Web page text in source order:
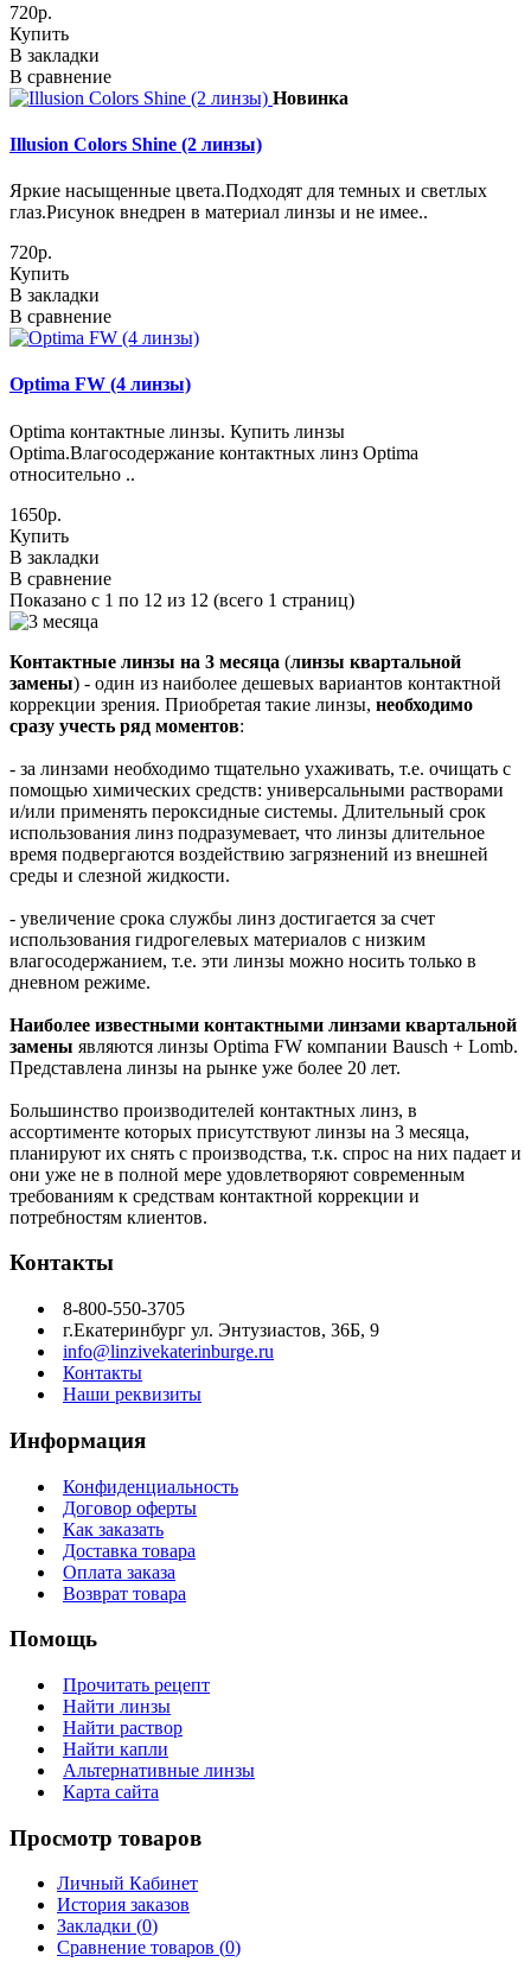
720р.
Купить
В закладки
В сравнение
Новинка
Illusion Colors Shine (2 линзы)
Яркие насыщенные цвета.Подходят для темных и светлых
глаз.Рисунок внедрен в материал линзы и не имее..
720р.
Купить
В закладки
В сравнение
Optima FW (4 линзы)
Optima контактные линзы. Купить линзы
Optima.Влагосодержание контактных линз Optima
относительно ..
1650р.
Купить
В закладки
В сравнение
Показано с 1 по 12 из 12 (всего 1 страниц)
Контактные линзы на 3 месяца (линзы квартальной
замены) - один из наиболее дешевых вариантов контактной
коррекции зрения. Приобретая такие линзы, необходимо
сразу учесть ряд моментов:
- за линзами необходимо тщательно ухаживать, т.е. очищать с
помощью химических средств: универсальными растворами
и/или применять пероксидные системы. Длительный срок
использования линз подразумевает, что линзы длительное
время подвергаются воздействию загрязнений из внешней
среды и слезной жидкости.
- увеличение срока службы линз достигается за счет
использования гидрогелевых материалов с низким
влагосодержанием, т.е. эти линзы можно носить только в
дневном режиме.
Наиболее известными контактными линзами квартальной
замены являются линзы Optima FW компании Bausch + Lomb.
Представлена линзы на рынке уже более 20 лет.
Большинство производителей контактных линз, в
ассортименте которых присутствуют линзы на 3 месяца,
планируют их снять с производства, т.к. спрос на них падает и
они уже не в полной мере удовлетворяют современным
требованиям к средствам контактной коррекции и
потребностям клиентов.
Контакты
8-800-550-3705
г.Екатеринбург ул. Энтузиастов, 36Б, 9
info@linzivekaterinburge.ru
Контакты
Наши реквизиты
Информация
Конфиденциальность
Договор оферты
Как заказать
Доставка товара
Оплата заказа
Возврат товара
Помощь
Прочитать рецепт
Найти линзы
Найти раствор
Найти капли
Альтернативные линзы
Карта сайта
Просмотр товаров
Личный Кабинет
История заказов
Закладки (0)
Сравнение товаров (0)